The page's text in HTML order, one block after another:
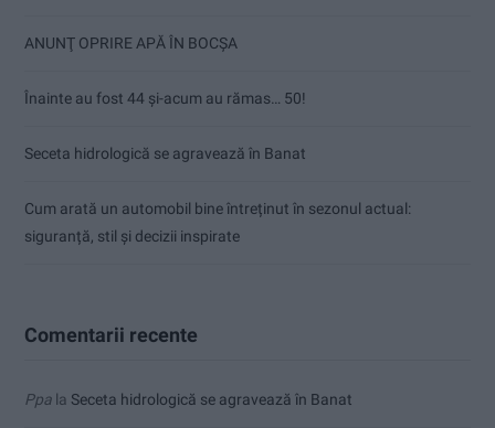
ANUNŢ OPRIRE APĂ ÎN BOCȘA
Înainte au fost 44 și-acum au rămas… 50!
Seceta hidrologică se agravează în Banat
Cum arată un automobil bine întreținut în sezonul actual:
siguranță, stil și decizii inspirate
Comentarii recente
Ppa la Seceta hidrologică se agravează în Banat